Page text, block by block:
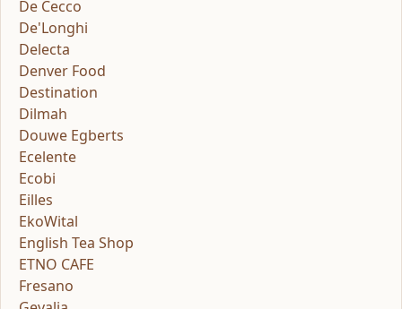
De Cecco
De'Longhi
Delecta
Denver Food
Destination
Dilmah
Douwe Egberts
Ecelente
Ecobi
Eilles
EkoWital
English Tea Shop
ETNO CAFE
Fresano